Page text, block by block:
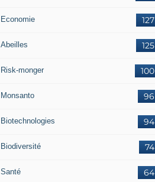
127
Economie
125
Abeilles
100
Risk-monger
96
Monsanto
94
Biotechnologies
74
Biodiversité
64
Santé